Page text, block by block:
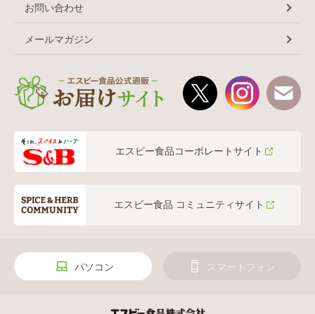
お問い合わせ
メールマガジン
エスビー食品コーポレートサイト
エスビー食品 コミュニティサイト
パソコン スマートフォン